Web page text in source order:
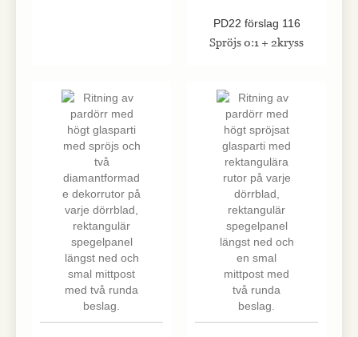
PD22 förslag 116
Spröjs 0:1 + 2kryss
avvisningsfrekvens,
trafikkälla etc.
Upplevelse
Upplevelse-cookies
används för att
förstå och
analysera de
prestandaindexen
på webbplatsen
som hjälper till att
leverera en bättre
användarupplevelse
för besökarna. Om